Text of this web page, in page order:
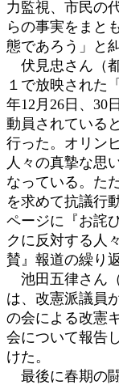
力監視、市民の
らの事実をまと
態であろう」と
伏見忠さん（
１で放映された
年12月26日、30
動員されている
行った。オリン
人々の真摯な思
なっている。た
を求めて抗議行
ページに『お詫
クに反対する人
賛』報道の繰り
池田五律さん
は、改憲派議員
の会による改憲
会について報告
けた。
最後に春期の